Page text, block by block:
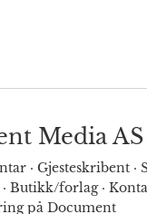
Media AS
· Gjesteskribent ·
Butikk/forlag·
på Document